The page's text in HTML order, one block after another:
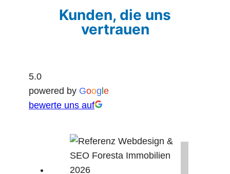
Kunden, die uns
vertrauen
5.0
powered by Goog e
bewerte uns auf